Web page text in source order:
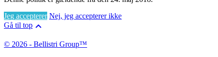
Jeg accepterer Nej, jeg accepterer ikke
Gå til top 
© 2026 - Bellistri Group™